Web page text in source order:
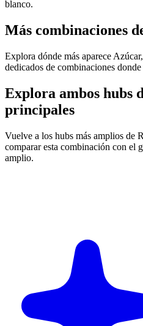
blanco.
Más combinaciones
Explora dónde más aparece
dedicados de combinaciones
Explora ambos hubs
principales
Vuelve a los hubs más amplios de
comparar esta combinación con el
amplio.